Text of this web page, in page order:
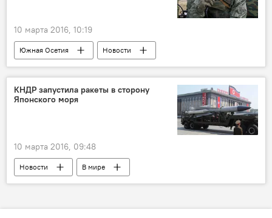
10 марта 2016, 10:19
Южная Осетия Новости
КНДР запустила ракеты в сторону
Японского моря
10 марта 2016, 09:48
Новости В мире